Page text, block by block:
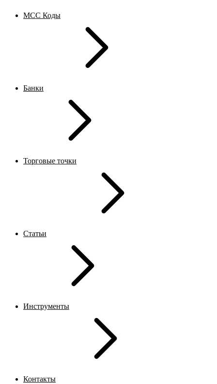
MCC Коды
Банки
Торговые точки
Статьи
Инструменты
Контакты